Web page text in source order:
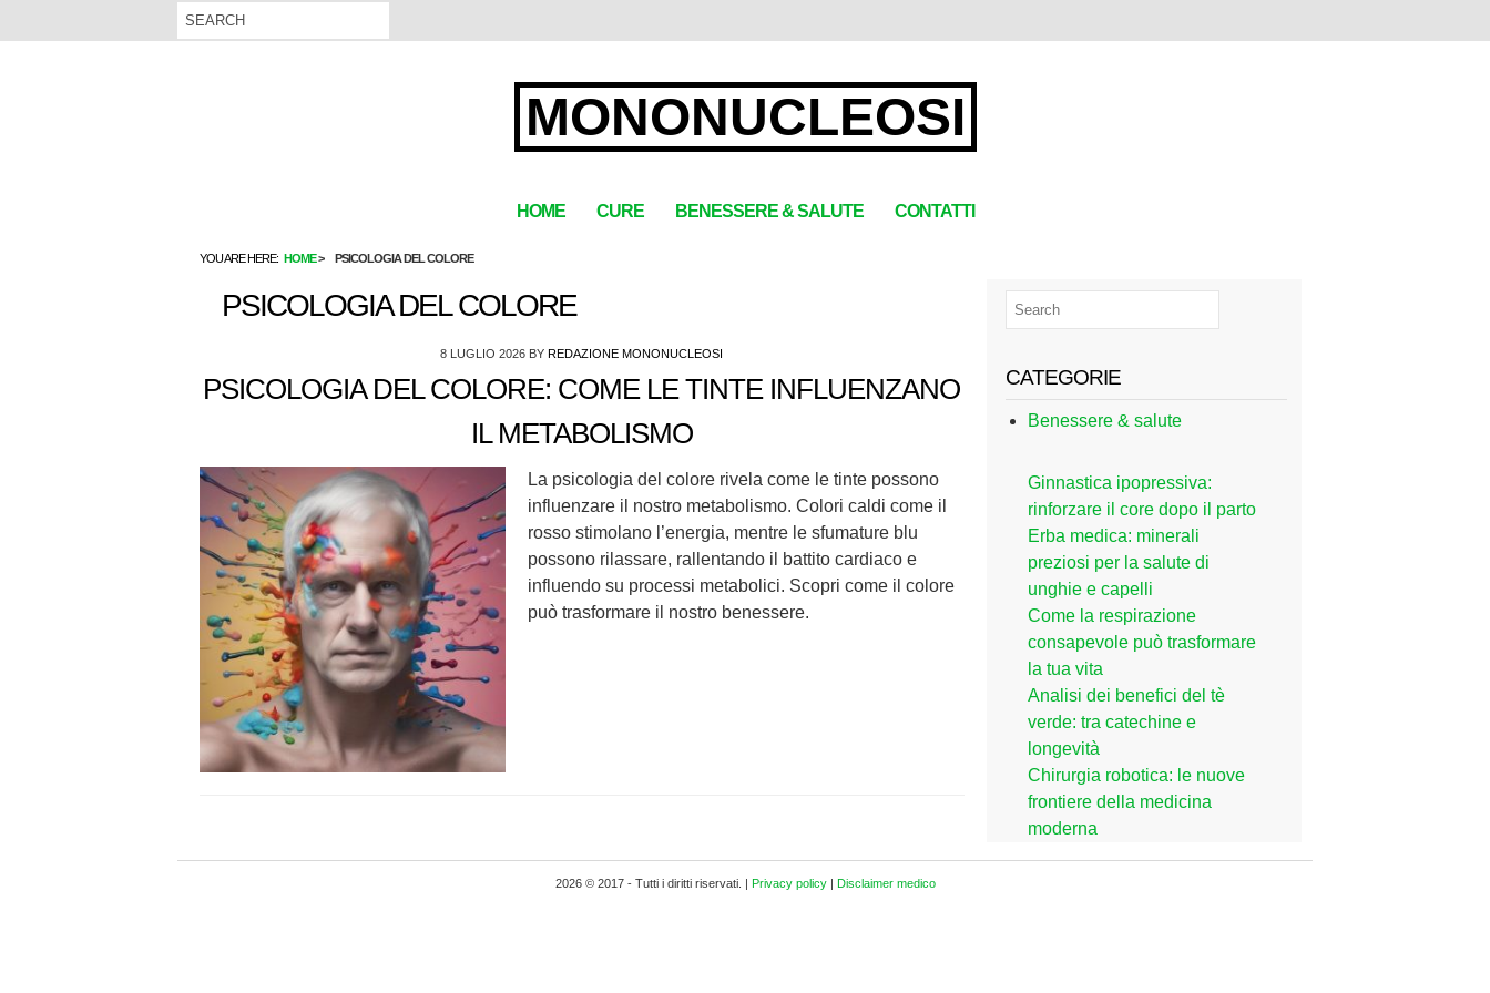
MONONUCLEOSI
HOME CURE BENESSERE & SALUTE CONTATTI
YOU ARE HERE: HOME PSICOLOGIA DEL COLORE
PSICOLOGIA DEL COLORE
8 LUGLIO 2026 BYREDAZIONE MONONUCLEOSI
PSICOLOGIA DEL COLORE: COME LE TINTE INFLUENZANO
IL METABOLISMO
La psicologia del colore rivela come le tinte possono
influenzare il nostro metabolismo. Colori caldi come il
rosso stimolano l’energia, mentre le sfumature blu
possono rilassare, rallentando il battito cardiaco e
influendo su processi metabolici. Scopri come il colore
può trasformare il nostro benessere.
CATEGORIE
Benessere & salute
Ginnastica ipopressiva:
rinforzare il core dopo il parto
Erba medica: minerali
preziosi per la salute di
unghie e capelli
Come la respirazione
consapevole può trasformare
la tua vita
Analisi dei benefici del tè
verde: tra catechine e
longevità
Chirurgia robotica: le nuove
frontiere della medicina
moderna
2026 © 2017 - Tutti i diritti riservati. | Privacy policy| Disclaimer medico